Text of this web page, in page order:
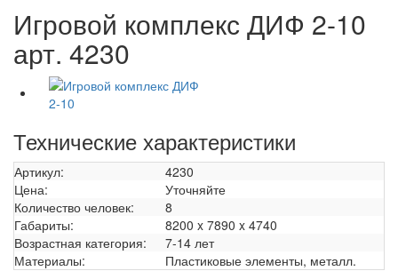
Игровой комплекс ДИФ 2-10
арт. 4230
Технические характеристики
Артикул:
4230
Цена:
Уточняйте
Количество человек:
8
Габариты:
8200 x 7890 x 4740
Возрастная категория:
7-14 лет
Материалы:
Пластиковые элементы, металл.